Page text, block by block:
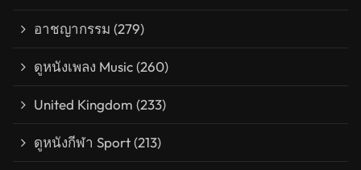
อาชญากรรม (279)
ดูหนังเพลง Music(260)
United Kingdom (233)
ดูหนังกีฬา Sport(213)